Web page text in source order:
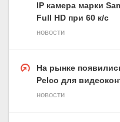
IP камера марки
Full HD при 60 к/с
новости
На рынке
Pelco для
новости